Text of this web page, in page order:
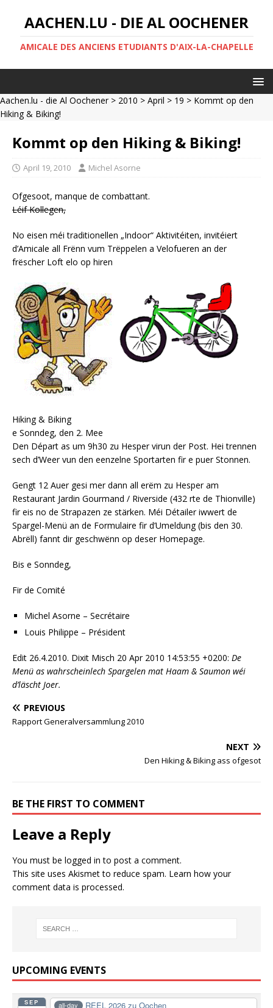
AACHEN.LU - DIE AL OOCHENER
AMICALE DES ANCIENS ETUDIANTS D'AIX-LA-CHAPELLE
Aachen.lu - die Al Oochener> 2010 > April > 19 > Kommt op den
Hiking & Biking!
Kommt op den Hiking & Biking!
April 19, 2010 Michel Asorne
Ofgesoot, manque de combattant.
Léif Kollegen,
No eisen méi traditionellen „Indoor“ Aktivitéiten, invitéiert
d’Amicale all Frënn vum Trëppelen a Velofueren an der
frëscher Loft elo op hiren
Hiking & Biking
e Sonndeg, den 2. Mee
Den Départ as um 9h30 zu Hesper virun der Post. Hei trennen
sech d’Weer vun den eenzelne Sportarten fir e puer Stonnen.
Gengt 12 Auer gesi mer dann all erëm zu Hesper am
Restaurant Jardin Gourmand / Riverside (432 rte de Thionville)
fir eis no de Strapazen ze stärken. Méi Détailer iwwert de
Spargel-Menü an de Formulaire fir d’Umeldung (bis den 30.
Abrëll) fannt dir geschwënn op deser Homepage.
Bis e Sonndeg,
Fir de Comité
Michel Asorne – Secrétaire
Louis Philippe – Président
Edit 26.4.2010. Dixit Misch 20 Apr 2010 14:53:55 +0200: De
Menü as wahrscheinlech Spargelen mat Haam & Saumon wéi
d’läscht Joer.
PREVIOUS
Rapport Generalversammlung 2010
NEXT
Den Hiking & Biking ass ofgesot
BE THE FIRST TO COMMENT
Leave a Reply
You must be logged in to post a comment.
This site uses Akismet to reduce spam. Learn how your
comment data is processed.
UPCOMING EVENTS
SEP all-day REEL 2026 zu Oochen